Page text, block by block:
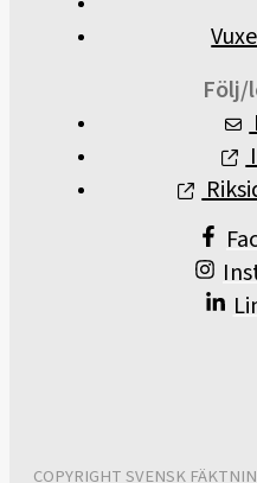
Följ/
COPYRIGHT SVENSK